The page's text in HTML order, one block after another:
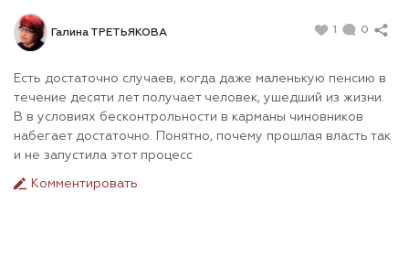
Галина ТРЕТЬЯКОВА 1 0
Есть достаточно случаев, когда даже маленькую пенсию в
течение десяти лет получает человек, ушедший из жизни.
В в условиях бесконтрольности в карманы чиновников
набегает достаточно. Понятно, почему прошлая власть так
и не запустила этот процесс
Комментировать